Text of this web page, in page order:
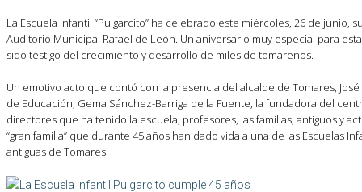
La Escuela Infantil “Pulgarcito” ha celebrado este miércoles, 26 de junio,
Auditorio Municipal Rafael de León. Un aniversario muy especial para
sido testigo del crecimiento y desarrollo de miles de tomareños.
Un emotivo acto que contó con la presencia del alcalde de Tomares,
de Educación, Gema Sánchez-Barriga de la Fuente, la fundadora del
directores que ha tenido la escuela, profesores, las familias, antiguos y
“gran familia” que durante 45 años han dado vida a una de las Escuelas
antiguas de Tomares.